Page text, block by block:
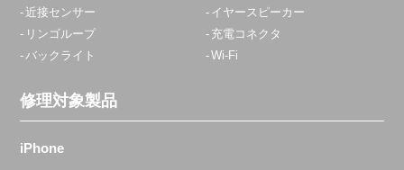
近接センサー
イヤースピーカー
リンゴループ
充電コネクタ
バックライト
Wi-Fi
修理対象製品
iPhone